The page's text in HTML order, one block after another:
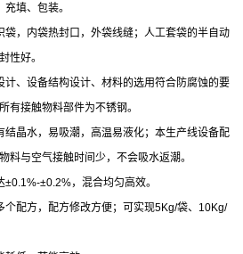
填、包装。
，内袋热封口，外袋线缝；人工套袋的半自动
性好。
、设备结构设计、材料的选用符合防腐蚀的要
有接触物料部件为不锈钢。
晶水，易吸潮，高温易液化；本生产线设备配
料与空气接触时间少，不会吸水返潮。
±0.2%，混合均匀高效。
配方，配方修改方便；可实现5Kg/袋、10Kg/